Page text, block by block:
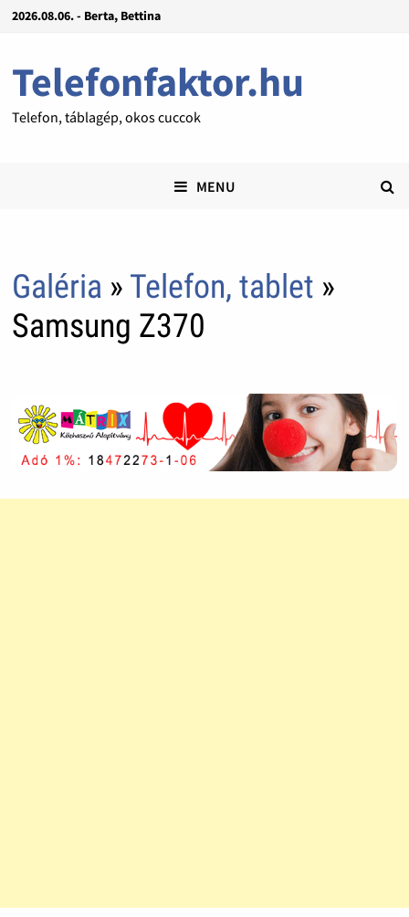
2026.08.06. - Berta, Bettina
Telefonfaktor.hu
Telefon, táblagép, okos cuccok
MENU
Galéria » Telefon, tablet »
Samsung Z370